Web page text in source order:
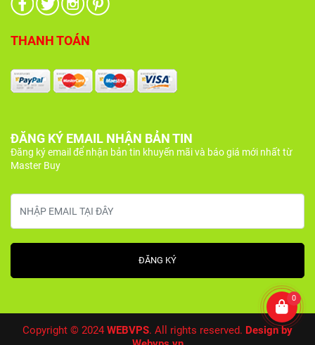
THANH TOÁN
ĐĂNG KÝ EMAIL NHẬN BẢN TIN
Đăng ký email để nhận bản tin khuyến mãi và báo giá mới nhất từ
Master Buy
Copyright © 2024 WEBVPS. All rights reserved. Design by
0